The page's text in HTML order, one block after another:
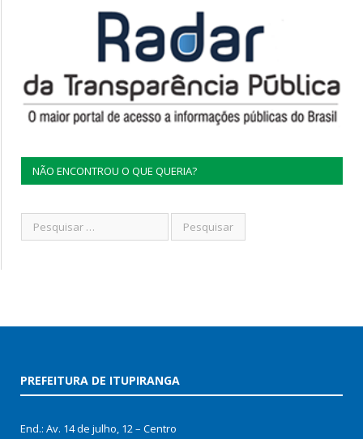
NÃO ENCONTROU O QUE QUERIA?
PREFEITURA DE ITUPIRANGA
End.: Av. 14 de julho, 12 – Centro